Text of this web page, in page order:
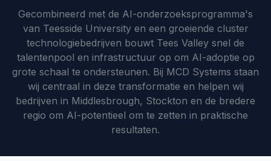
Gecombineerd met de AI-onderzoeksprogramma's
van Teesside University en een groeiende cluster
technologiebedrijven bouwt Tees Valley snel de
talentenpool en infrastructuur op om AI-adoptie op
grote schaal te ondersteunen. Bij MCD Systems staan
wij centraal in deze transformatie en helpen wij
bedrijven in Middlesbrough, Stockton en de bredere
regio om AI-potentieel om te zetten in praktische
resultaten.